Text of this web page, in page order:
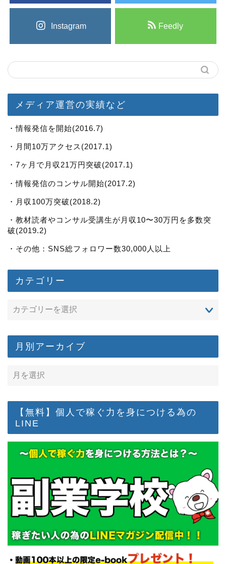
Instagram Feedly
メディア運営の実績など
・情報発信を開始(2016.7)
・月間10万アクセス(2017.1)
・7ヶ月で月収21万円突破(2017.1)
・情報発信のコンサル開始(2017.2)
・月収100万突破(2018.2)
・教材読者やコンサル受講生が月収10〜30万円を多数突
破(2019.2)
・その他：SNS総フォロワー数30,000人以上
カテゴリー
月別アーカイブ
【無料】個人で稼ぐ力を身につける為の
LINE